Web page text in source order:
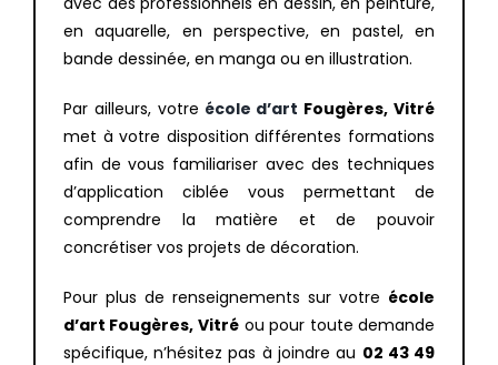
en aquarelle, en perspective, en pastel, en
bande dessinée, en manga ou en illustration.
Par ailleurs, votre école d’art Fougères, Vitré
met à votre disposition différentes formations
afin de vous familiariser avec des techniques
d’application ciblée vous permettant de
comprendre la matière et de pouvoir
concrétiser vos projets de décoration.
Pour plus de renseignements sur votre école
d’art Fougères, Vitré ou pour toute demande
spécifique, n’hésitez pas à joindre au 02 43 49